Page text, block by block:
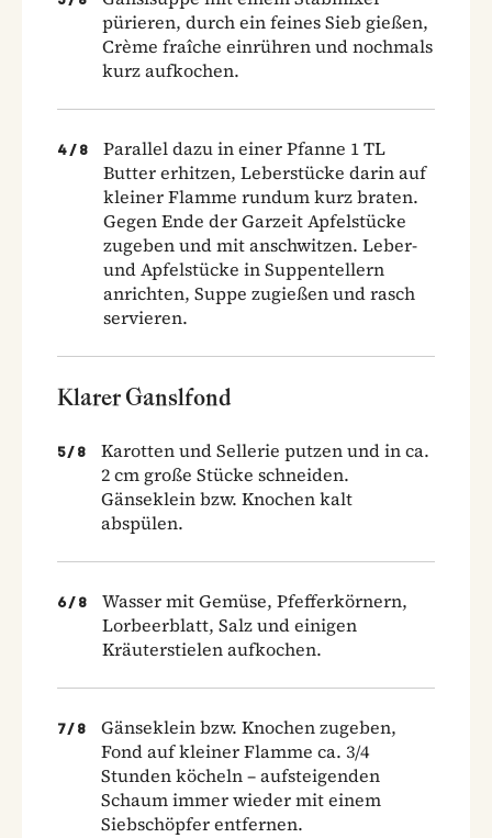
pürieren, durch ein feines Sieb gießen,
Crème fraîche einrühren und nochmals
kurz aufkochen.
4 / 8
Parallel dazu in einer Pfanne 1 TL
Butter erhitzen, Leberstücke darin auf
kleiner Flamme rundum kurz braten.
Gegen Ende der Garzeit Apfelstücke
zugeben und mit anschwitzen. Leber-
und Apfelstücke in Suppentellern
anrichten, Suppe zugießen und rasch
servieren.
Klarer Ganslfond
5/ 8
Karotten und Sellerie putzen und in ca.
2 cm große Stücke schneiden.
Gänseklein bzw. Knochen kalt
abspülen.
6/ 8
Wasser mit Gemüse, Pfefferkörnern,
Lorbeerblatt, Salz und einigen
Kräuterstielen aufkochen.
7/ 8
Gänseklein bzw. Knochen zugeben,
Fond auf kleiner Flamme ca. 3/4
Stunden köcheln – aufsteigenden
Schaum immer wieder mit einem
Siebschöpfer entfernen.